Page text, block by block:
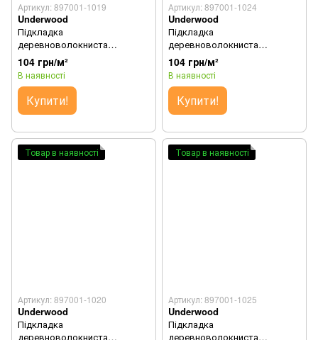
Артикул: 897001-1019
Underwood
Підкладка
деревноволокниста
Underwood 3 мм (Коричнева)
104 грн/м²
В наявності
Купити!
Артикул: 897001-1024
Underwood
Підкладка
деревноволокниста
Underwood 3 мм (Зелена)
104 грн/м²
В наявності
Купити!
Товар в наявності
Артикул: 897001-1020
Underwood
Підкладка
деревноволокниста
Товар в наявності
Артикул: 897001-1025
Underwood
Підкладка
деревноволокниста